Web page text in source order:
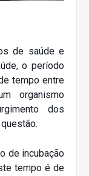
de saúde e
o período
tempo entre
organismo
dos
de incubação
tempo é de